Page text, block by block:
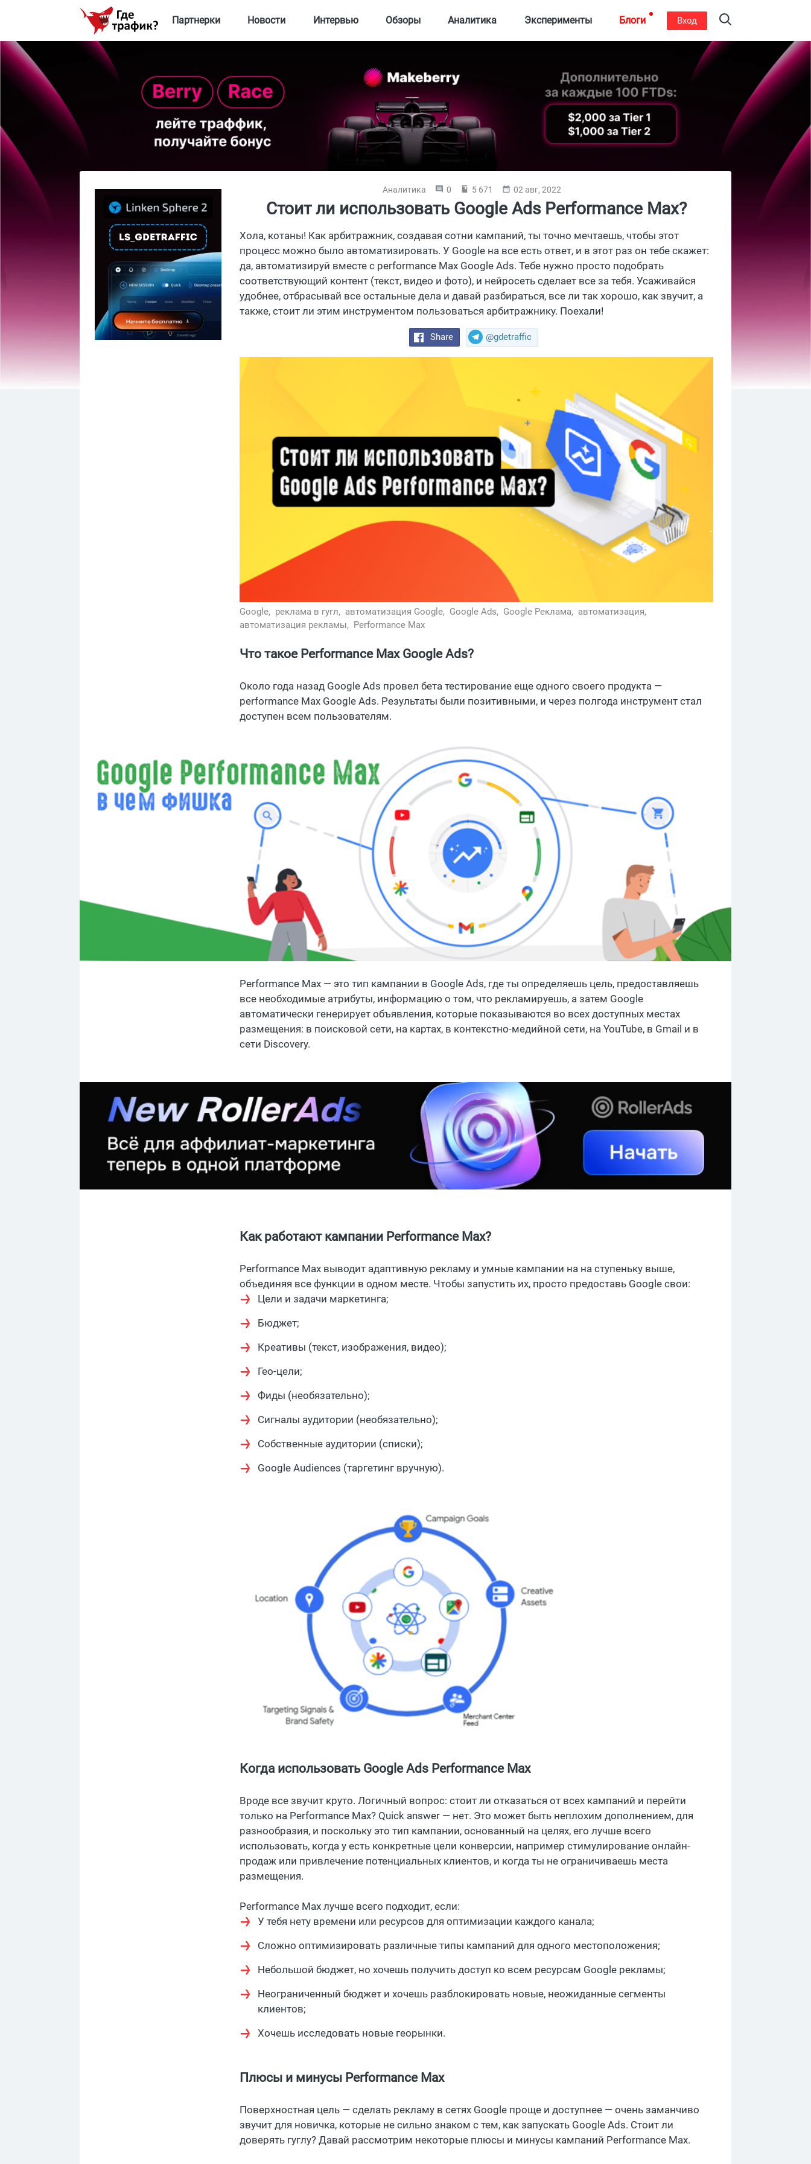
Партнерки Новости Интервью Обзоры Аналитика Эксперименты Блоги Вход
Аналитика 0 5 671 02 авг, 2022
Стоит ли использовать Google Ads Performance Max?
Хола, котаны! Как арбитражник, создавая сотни кампаний, ты точно мечтаешь, чтобы этот
процесс можно было автоматизировать. У Google на все есть ответ, и в этот раз он тебе скажет:
да, автоматизируй вместе с performance Max Google Ads. Тебе нужно просто подобрать
соответствующий контент (текст, видео и фото), и нейросеть сделает все за тебя. Усаживайся
удобнее, отбрасывай все остальные дела и давай разбираться, все ли так хорошо, как звучит, а
также, стоит ли этим инструментом пользоваться арбитражнику. Поехали!
Share @gdetraffic
Google, реклама в гугл, автоматизация Google, Google Ads, Google Реклама, автоматизация,
автоматизация рекламы, Performance Max
Что такое Performance Max Google Ads?
Около года назад Google Ads провел бета тестирование еще одного своего продукта —
performance Max Google Ads. Результаты были позитивными, и через полгода инструмент стал
доступен всем пользователям.
Performance Max — это тип кампании в Google Ads, где ты определяешь цель, предоставляешь
все необходимые атрибуты, информацию о том, что рекламируешь, а затем Google
автоматически генерирует объявления, которые показываются во всех доступных местах
размещения: в поисковой сети, на картах, в контекстно-медийной сети, на YouTube, в Gmail и в
сети Discovery.
Как работают кампании Performance Max?
Performance Max выводит адаптивную рекламу и умные кампании на на ступеньку выше,
объединяя все функции в одном месте. Чтобы запустить их, просто предоставь Google свои:
Цели и задачи маркетинга;
Бюджет;
Креативы (текст, изображения, видео);
Гео-цели;
Фиды (необязательно);
Сигналы аудитории (необязательно);
Собственные аудитории (списки);
Google Audiences (таргетинг вручную).
Когда использовать Google Ads Performance Max
Вроде все звучит круто. Логичный вопрос: стоит ли отказаться от всех кампаний и перейти
только на Performance Max? Quick answer — нет. Это может быть неплохим дополнением, для
разнообразия, и поскольку это тип кампании, основанный на целях, его лучше всего
использовать, когда у есть конкретные цели конверсии, например стимулирование онлайн-
продаж или привлечение потенциальных клиентов, и когда ты не ограничиваешь места
размещения.
Performance Max лучше всего подходит, если:
У тебя нету времени или ресурсов для оптимизации каждого канала;
Сложно оптимизировать различные типы кампаний для одного местоположения;
Небольшой бюджет, но хочешь получить доступ ко всем ресурсам Google рекламы;
Неограниченный бюджет и хочешь разблокировать новые, неожиданные сегменты
клиентов;
Хочешь исследовать новые георынки.
Плюсы и минусы Performance Max
Поверхностная цель — сделать рекламу в сетях Google проще и доступнее — очень заманчиво
звучит для новичка, которые не сильно знаком с тем, как запускать Google Ads. Стоит ли
доверять гуглу? Давай рассмотрим некоторые плюсы и минусы кампаний Performance Max.